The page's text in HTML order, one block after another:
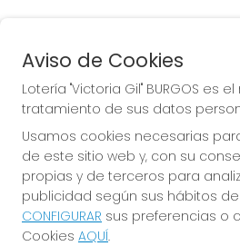
La de la Antigua
Gamonal
Aviso de Cookies
Lotería "Victoria Gil" BURGOS es
tratamiento de sus datos
Usamos cookies necesarias
de este sitio web y, con su
propias y de terceros para
publicidad según sus hábitos
CONFIGURAR sus preferencias o
Cookies AQUÍ.